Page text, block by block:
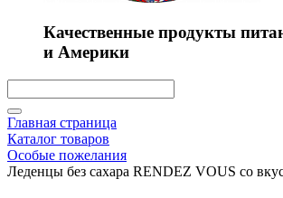
Качественные продукты
и Америки
Главная страница
Каталог товаров
Особые пожелания
Леденцы без сахара RENDEZ VOUS со